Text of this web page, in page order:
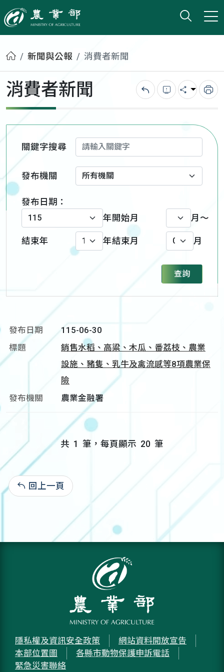
農業部
打開
小版
首頁新聞與公報 消費者新聞
消費者新聞 回上一頁錯誤回報
分享 列
關鍵字搜尋
發布機關
發布日期：
年 開始月 月～
結束年 年結束月 月
查詢
115-06-30
銷售水稻、高粱、木瓜、番荔枝、農業
設施、豬隻、乳牛及禽流感等8項農業保
險
農業金融署
共 1 筆，每頁顯示 20 筆
回上一頁
隱私權及資訊安全政策
網站資料開放宣告
本部位置圖
各縣市動物保護申訴電話
緊急災害聯絡